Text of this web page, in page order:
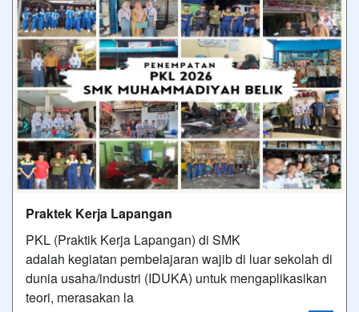
Praktek Kerja Lapangan
PKL (Praktik Kerja Lapangan) di SMK
adalah kegiatan pembelajaran wajib di luar sekolah di
dunia usaha/industri (IDUKA) untuk mengaplikasikan
teori, merasakan la